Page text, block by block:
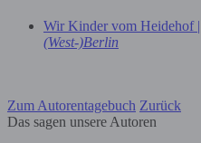
Wir Kinder vom Heidehof |
(West-)Berlin
Zum Autorentagebuch Zurück
Das sagen unsere Autoren